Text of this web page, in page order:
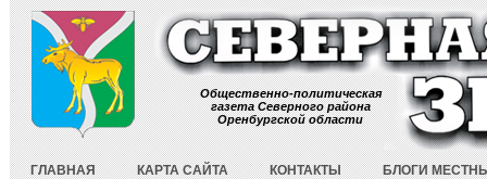
Общественно-политическая
газета Северного района
Оренбургской области
ГЛАВНАЯ КАРТА САЙТА КОНТАКТЫ БЛОГИ